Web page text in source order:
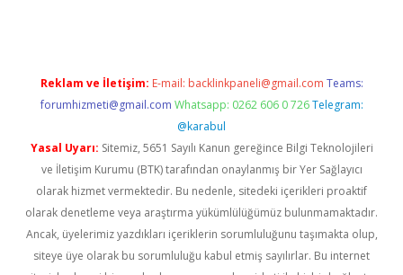
Reklam ve İletişim: E-mail: backlinkpaneli@gmail.com Teams:
forumhizmeti@gmail.com Whatsapp: 0262 606 0 726 Telegram:
@karabul
Yasal Uyarı: Sitemiz, 5651 Sayılı Kanun gereğince Bilgi Teknolojileri
ve İletişim Kurumu (BTK) tarafından onaylanmış bir Yer Sağlayıcı
olarak hizmet vermektedir. Bu nedenle, sitedeki içerikleri proaktif
olarak denetleme veya araştırma yükümlülüğümüz bulunmamaktadır.
Ancak, üyelerimiz yazdıkları içeriklerin sorumluluğunu taşımakta olup,
siteye üye olarak bu sorumluluğu kabul etmiş sayılırlar. Bu internet